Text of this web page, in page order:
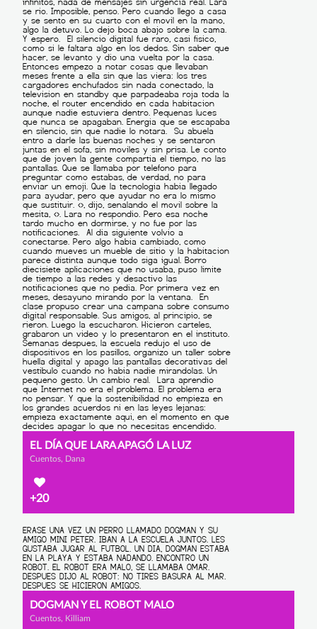
EL DÍA QUE LARA APAGÓ LA LUZ
Cuentos, Dana
+20
DOGMAN Y EL ROBOT MALO
Cuentos, Killiam